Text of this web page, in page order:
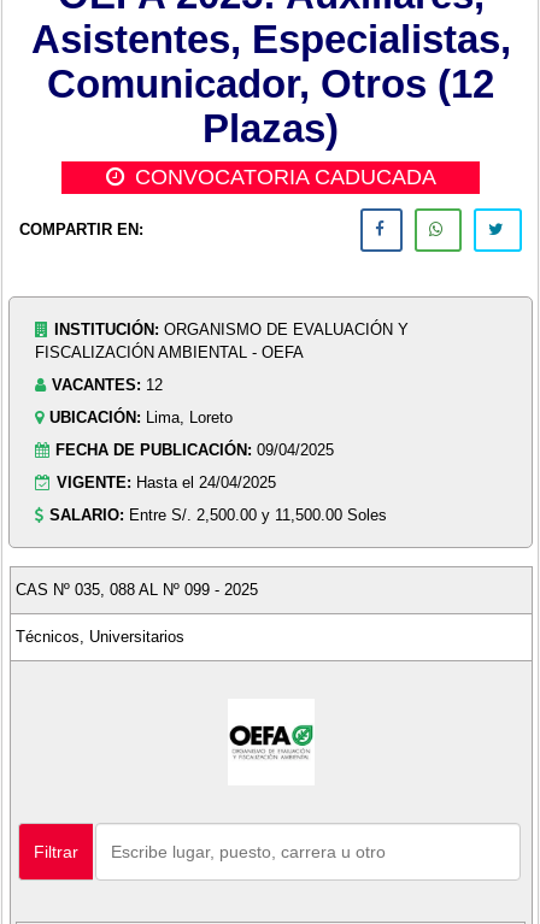
Asistentes, Especialistas,
Comunicador, Otros (12
Plazas)
CONVOCATORIA CADUCADA
COMPARTIR EN:
INSTITUCIÓN: ORGANISMO DE EVALUACIÓN Y
FISCALIZACIÓN AMBIENTAL - OEFA
VACANTES: 12
UBICACIÓN: Lima, Loreto
FECHA DE PUBLICACIÓN: 09/04/2025
VIGENTE: Hasta el 24/04/2025
SALARIO: Entre S/. 2,500.00 y 11,500.00 Soles
CAS Nº 035, 088 AL Nº 099 - 2025
Técnicos, Universitarios
Filtrar